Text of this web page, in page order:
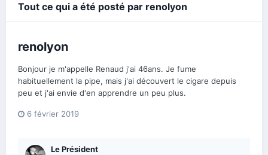
Tout ce qui a été posté par renolyon
renolyon
Bonjour je m'appelle Renaud j'ai 46ans. Je fume
habituellement la pipe, mais j'ai découvert le cigare depuis
peu et j'ai envie d'en apprendre un peu plus.
6 février 2019
Le Président